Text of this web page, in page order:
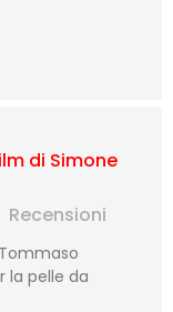
di Simone
Recensioni
la pelle da